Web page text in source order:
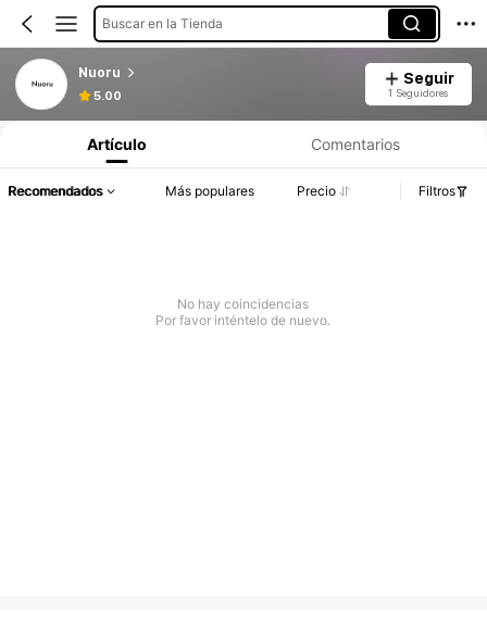
Buscar en la Tienda
Nuoru
5.00
Seguir
1 Seguidores
Artículo Comentarios
Recomendados Más populares Precio Filtros
No hay coincidencias
Por favor inténtelo de nuevo.